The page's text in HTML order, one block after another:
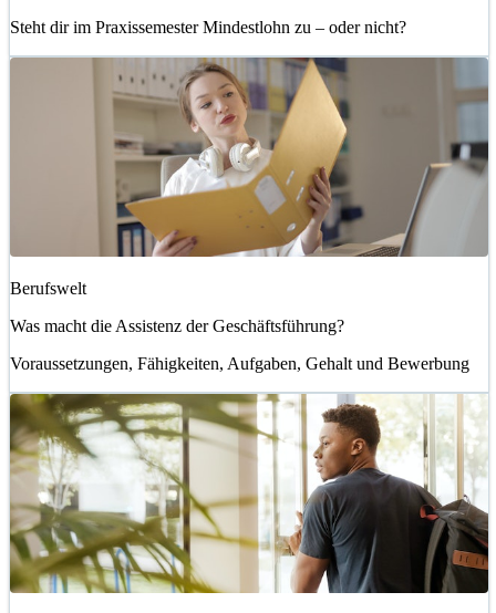
Steht dir im Praxissemester Mindestlohn zu – oder nicht?
Berufswelt
Was macht die Assistenz der Geschäftsführung?
Voraussetzungen, Fähigkeiten, Aufgaben, Gehalt und Bewerbung